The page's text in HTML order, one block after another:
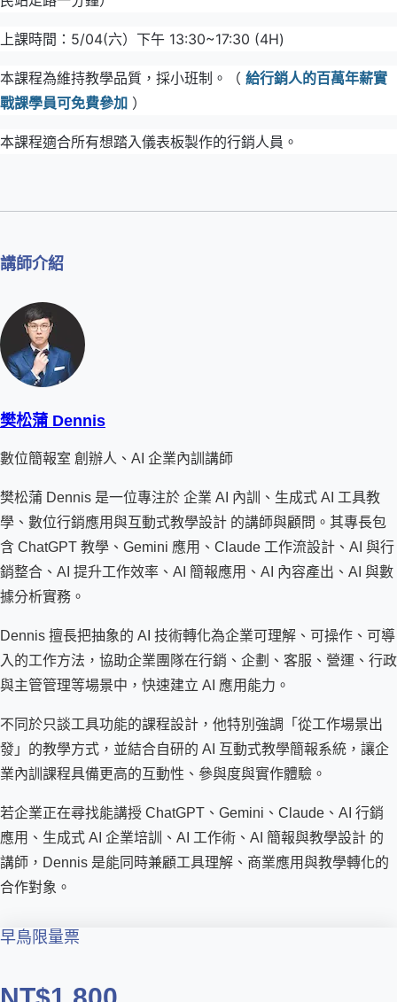
上課時間：5/04(六）下午 13:30~17:30 (4H)
本課程為維持教學品質，採小班制。（ 給行銷人的百萬年薪實
戰課學員可免費參加 ）
本課程適合所有想踏入儀表板製作的行銷人員。
講師介紹
樊松蒲 Dennis
數位簡報室 創辦人、AI 企業內訓講師
樊松蒲 Dennis 是一位專注於 企業 AI 內訓、生成式 AI 工具教
學、數位行銷應用與互動式教學設計 的講師與顧問。其專長包
含 ChatGPT 教學、Gemini 應用、Claude 工作流設計、AI 與行
銷整合、AI 提升工作效率、AI 簡報應用、AI 內容產出、AI 與數
據分析實務。
Dennis 擅長把抽象的 AI 技術轉化為企業可理解、可操作、可導
入的工作方法，協助企業團隊在行銷、企劃、客服、營運、行政
與主管管理等場景中，快速建立 AI 應用能力。
不同於只談工具功能的課程設計，他特別強調「從工作場景出
發」的教學方式，並結合自研的 AI 互動式教學簡報系統，讓企
業內訓課程具備更高的互動性、參與度與實作體驗。
若企業正在尋找能講授 ChatGPT、Gemini、Claude、AI 行銷
應用、生成式 AI 企業培訓、AI 工作術、AI 簡報與教學設計 的
講師，Dennis 是能同時兼顧工具理解、商業應用與教學轉化的
合作對象。
早鳥限量票